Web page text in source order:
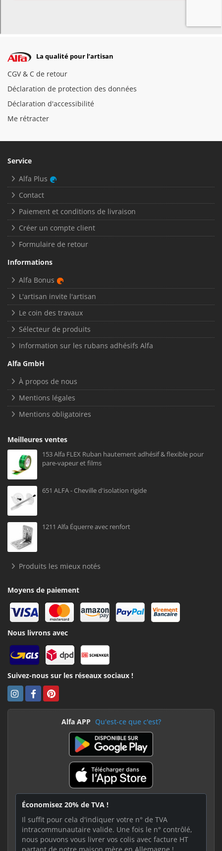
La qualité pour l’artisan
CGV & C de retour
Déclaration de protection des données
Déclaration d'accessibilité
Me rétracter
Service
Alfa Plus
Contact
Paiement et conditions de livraison
Créer un compte client
Formulaire de retour
Informations
Alfa Bonus
L'artisan invite l'artisan
Le coin des travaux
Sélecteur de produits
Information sur les rubans adhésifs Alfa
Alfa GmbH
À propos de nous
Mentions légales
Mentions obligatoires
Meilleures ventes
153 Alfa FLEX Ruban hautement adhésif & flexible pour
pare-vapeur et films
651 ALFA - Cheville d'isolation rigide
1211 Alfa Équerre avec renfort
Produits les mieux notés
Moyens de paiement
Nous livrons avec
Suivez-nous sur les réseaux sociaux !
Alfa APP Qu'est-ce que c'est?
Économisez 20% de TVA !
Il suffit pour cela d'indiquer votre n° de TVA
intracommunautaire valide. Une fois le n° contrôlé,
nous pouvons vous livrer vos colis avec facture HT